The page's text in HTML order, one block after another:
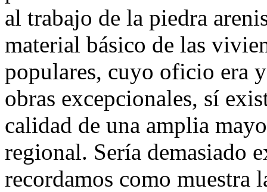
al trabajo de la piedra
material básico de las
populares, cuyo oficio era
obras excepcionales, sí
calidad de una amplia
regional. Sería demasiado
recordamos como muestra